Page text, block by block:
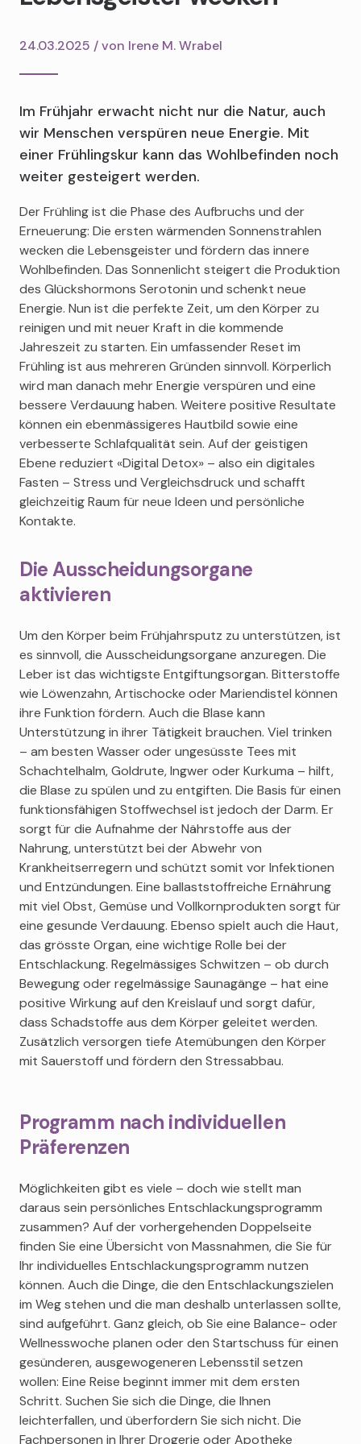
24.03.2025 / von Irene M. Wrabel
Im Frühjahr erwacht nicht nur die Natur, auch
wir Menschen verspüren neue Energie. Mit
einer Frühlingskur kann das Wohlbefinden noch
weiter gesteigert werden.
Der Frühling ist die Phase des Aufbruchs und der
Erneuerung: Die ersten wärmenden Sonnenstrahlen
wecken die Lebensgeister und fördern das innere
Wohlbefinden. Das Sonnenlicht steigert die Produktion
des Glückshormons Serotonin und schenkt neue
Energie. Nun ist die perfekte Zeit, um den Körper zu
reinigen und mit neuer Kraft in die kommende
Jahreszeit zu starten. Ein umfassender Reset im
Frühling ist aus mehreren Gründen sinnvoll. Körperlich
wird man danach mehr Energie verspüren und eine
bessere Verdauung haben. Weitere positive Resultate
können ein ebenmässigeres Hautbild sowie eine
verbesserte Schlafqualität sein. Auf der geistigen
Ebene reduziert «Digital Detox» – also ein digitales
Fasten – Stress und Vergleichsdruck und schafft
gleichzeitig Raum für neue Ideen und persönliche
Kontakte.
Die Ausscheidungsorgane
aktivieren
Um den Körper beim Frühjahrsputz zu unterstützen, ist
es sinnvoll, die Ausscheidungsorgane anzuregen. Die
Leber ist das wichtigste Entgiftungsorgan. Bitterstoffe
wie Löwenzahn, Artischocke oder Mariendistel können
ihre Funktion fördern. Auch die Blase kann
Unterstützung in ihrer Tätigkeit brauchen. Viel trinken
– am besten Wasser oder ungesüsste Tees mit
Schachtelhalm, Goldrute, Ingwer oder Kurkuma – hilft,
die Blase zu spülen und zu entgiften. Die Basis für einen
funktionsfähigen Stoffwechsel ist jedoch der Darm. Er
sorgt für die Aufnahme der Nährstoffe aus der
Nahrung, unterstützt bei der Abwehr von
Krankheitserregern und schützt somit vor Infektionen
und Entzündungen. Eine ballaststoffreiche Ernährung
mit viel Obst, Gemüse und Vollkornprodukten sorgt für
eine gesunde Verdauung. Ebenso spielt auch die Haut,
das grösste Organ, eine wichtige Rolle bei der
Entschlackung. Regelmässiges Schwitzen – ob durch
Bewegung oder regelmässige Saunagänge – hat eine
positive Wirkung auf den Kreislauf und sorgt dafür,
dass Schadstoffe aus dem Körper geleitet werden.
Zusätzlich versorgen tiefe Atemübungen den Körper
mit Sauerstoff und fördern den Stressabbau.
Programm nach individuellen
Präferenzen
Möglichkeiten gibt es viele – doch wie stellt man
daraus sein persönliches Entschlackungsprogramm
zusammen? Auf der vorhergehenden Doppelseite
finden Sie eine Übersicht von Massnahmen, die Sie für
Ihr individuelles Entschlackungsprogramm nutzen
können. Auch die Dinge, die den Entschlackungszielen
im Weg stehen und die man deshalb unterlassen sollte,
sind aufgeführt. Ganz gleich, ob Sie eine Balance- oder
Wellnesswoche planen oder den Startschuss für einen
gesünderen, ausgewogeneren Lebensstil setzen
wollen: Eine Reise beginnt immer mit dem ersten
Schritt. Suchen Sie sich die Dinge, die Ihnen
leichterfallen, und überfordern Sie sich nicht. Die
Fachpersonen in Ihrer Drogerie oder Apotheke